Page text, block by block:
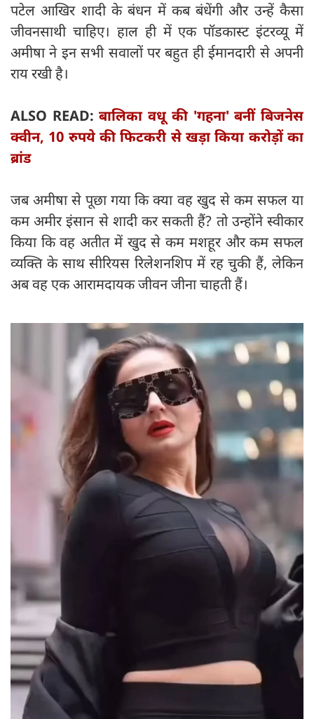
पटेल आखिर शादी के बंधन में कब बंधेंगी और उन्हें कैसा
जीवनसाथी चाहिए। हाल ही में एक पॉडकास्ट इंटरव्यू में
अमीषा ने इन सभी सवालों पर बहुत ही ईमानदारी से अपनी
राय रखी है।
ALSO READ:बालिका वधू की 'गहना' बनीं बिजनेस
क्वीन, 10 रुपये की फिटकरी से खड़ा किया करोड़ों का
ब्रांड
जब अमीषा से पूछा गया कि क्या वह खुद से कम सफल या
कम अमीर इंसान से शादी कर सकती हैं? तो उन्होंने स्वीकार
किया कि वह अतीत में खुद से कम मशहूर और कम सफल
व्यक्ति के साथ सीरियस रिलेशनशिप में रह चुकी हैं, लेकिन
अब वह एक आरामदायक जीवन जीना चाहती हैं।